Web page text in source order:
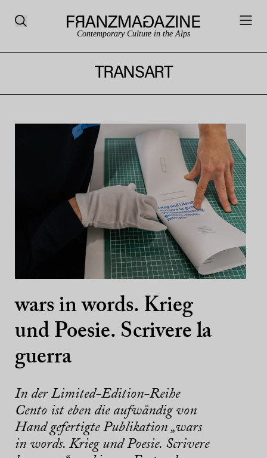
Contemporary Culture in the Alps
TRANSART
wars in words. Krieg
und Poesie. Scrivere la
guerra
In der Limited-Edition-Reihe
Cento ist eben die aufwändig von
Hand gefertigte Publikation „wars
in words. Krieg und Poesie. Scrivere